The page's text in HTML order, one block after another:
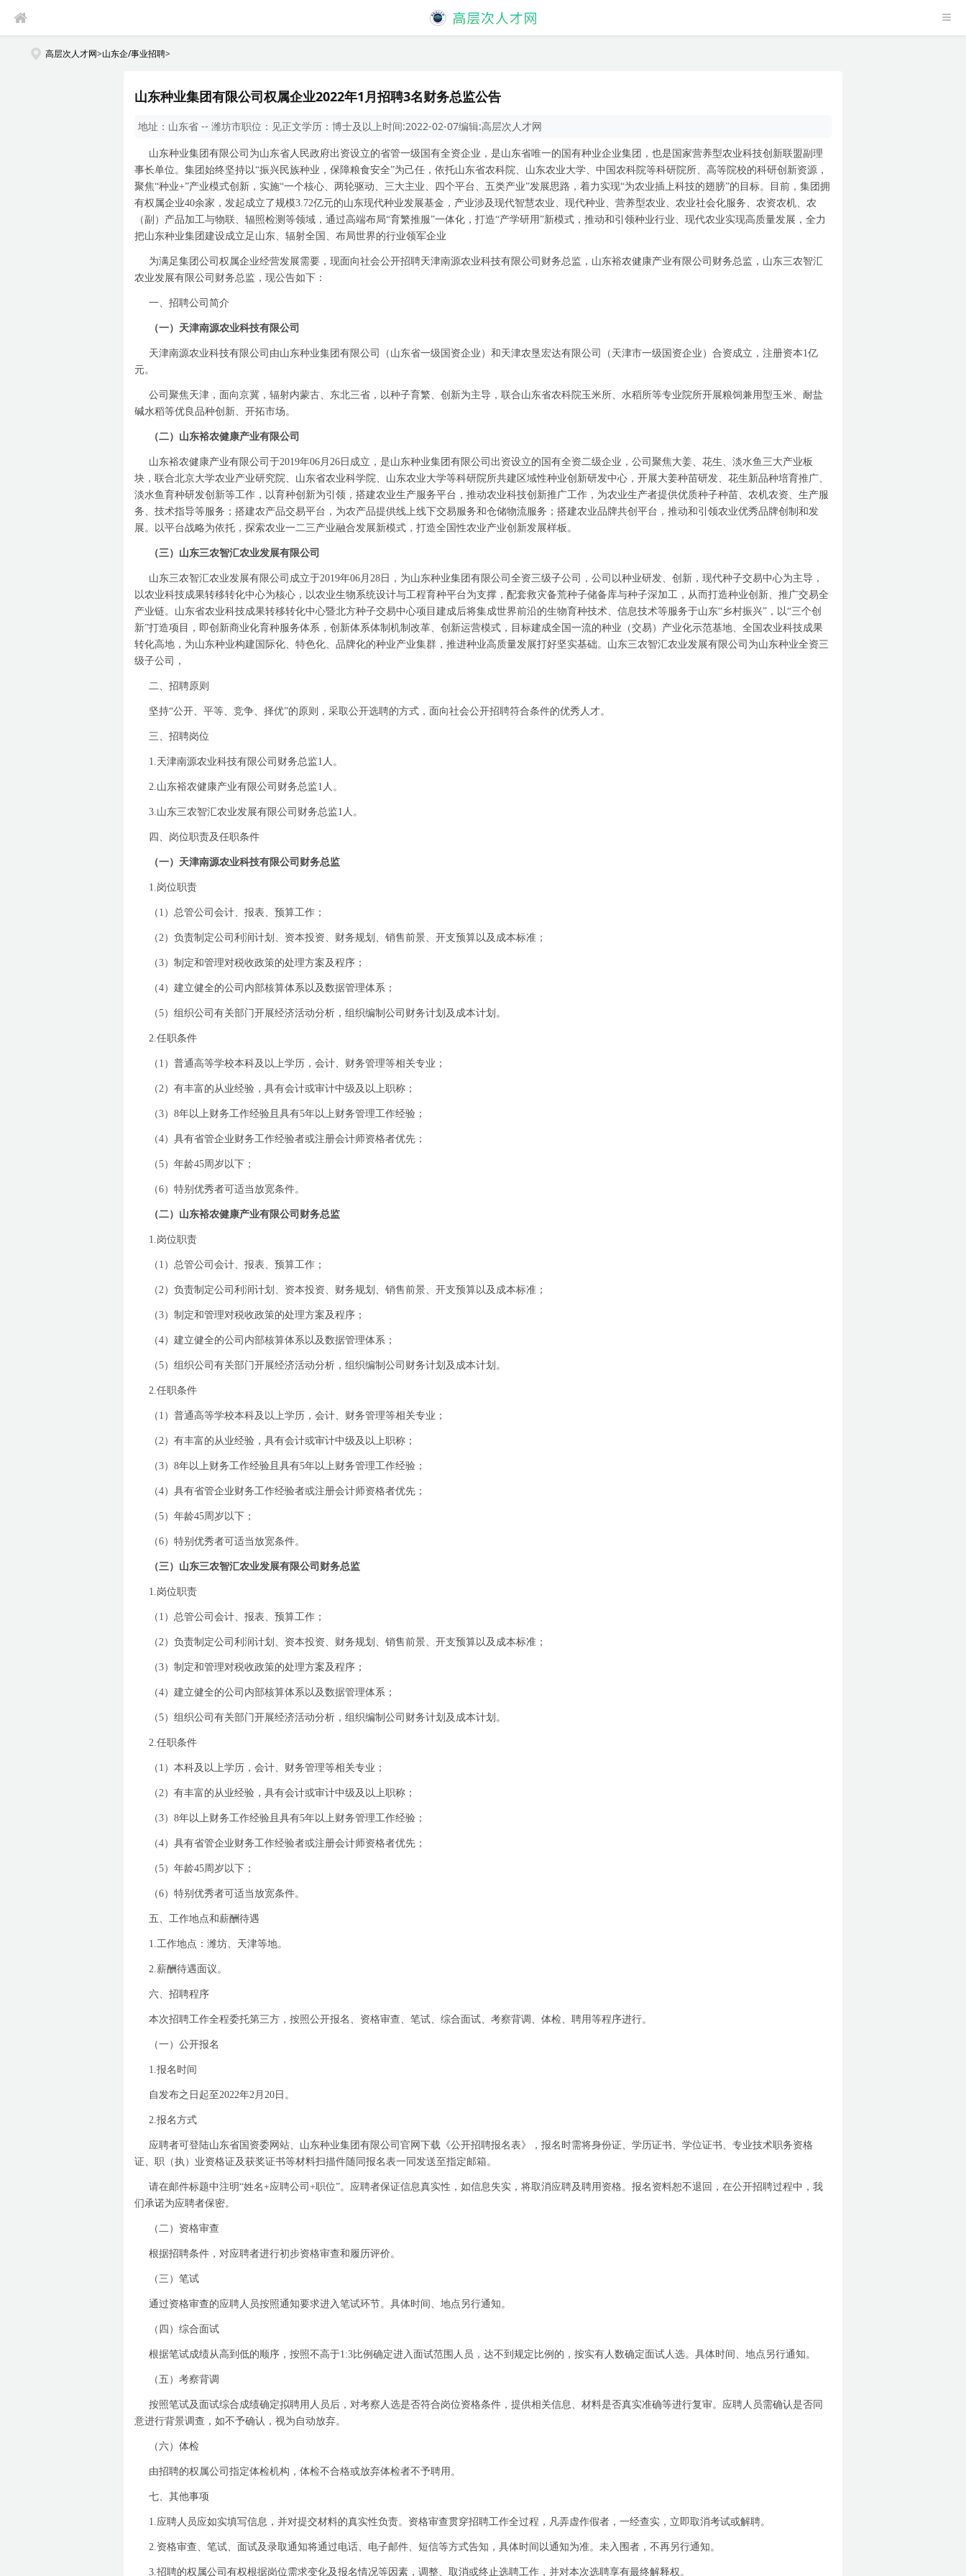
高层次人才网>山东企/事业招聘>
山东种业集团有限公司权属企业2022年1月招聘3名财务总监公告
地址： 山东省 -- 潍坊市职位： 见正文学历： 博士及以上时间:2022-02-07编辑:高层次人才网
山东种业集团有限公司为山东省人民政府出资设立的省管一级国有全资企业，是山东省唯一的国有种业企业集团，也是国家营养型农业科技创新联盟副理
事长单位。集团始终坚持以“振兴民族种业，保障粮食安全”为己任，依托山东省农科院、山东农业大学、中国农科院等科研院所、高等院校的科研创新资源，
聚焦“种业+”产业模式创新，实施“一个核心、两轮驱动、三大主业、四个平台、五类产业”发展思路，着力实现“为农业插上科技的翅膀”的目标。目前，集团拥
有权属企业40余家，发起成立了规模3.72亿元的山东现代种业发展基金，产业涉及现代智慧农业、现代种业、营养型农业、农业社会化服务、农资农机、农
（副）产品加工与物联、辐照检测等领域，通过高端布局“育繁推服”一体化，打造“产学研用”新模式，推动和引领种业行业、现代农业实现高质量发展，全力
把山东种业集团建设成立足山东、辐射全国、布局世界的行业领军企业
为满足集团公司权属企业经营发展需要，现面向社会公开招聘天津南源农业科技有限公司财务总监，山东裕农健康产业有限公司财务总监，山东三农智汇
农业发展有限公司财务总监，现公告如下：
一、 招聘公司简介
（一）天津南源农业科技有限公司
天津南源农业科技有限公司由山东种业集团有限公司（山东省一级国资企业）和天津农垦宏达有限公司（天津市一级国资企业）合资成立，注册资本1亿
元。
公司聚焦天津，面向京冀，辐射内蒙古、东北三省，以种子育繁、创新为主导，联合山东省农科院玉米所、水稻所等专业院所开展粮饲兼用型玉米、耐盐
碱水稻等优良品种创新、开拓市场。
（二）山东裕农健康产业有限公司
山东裕农健康产业有限公司于2019年06 月 26日成立，是山东种业集团有限公司出资设立的国有全资二级企业，公司聚焦大姜、花生、淡水鱼三大产业板
块，联合北京大学农业产业研究院、山东省农业科学院、山东农业大学等科研院所共建区域性种业创新研发中心，开展大姜种苗研发、花生新品种培育推广、
淡水鱼育种研发创新等工作，以育种创新为引领，搭建农业生产服务平台，推动农业科技创新推广工作，为农业生产者提供优质种子种苗、农机农资、生产服
务、技术指导等服务；搭建农产品交易平台，为农产品提供线上线下交易服务和仓储物流服务；搭建农业品牌共创平台，推动和引领农业优秀品牌创制和发
展。以平台战略为依托，探索农业一二三产业融合发展新模式，打造全国性农业产业创新发展样板。
（三） 山东三农智汇农业发展有限公司
山东三农智汇农业发展有限公司成立于2019年06 月 28日，为山东种业集团有限公司全资三级子公司，公司以种业研发、创新，现代种子交易中心为主导，
以农业科技成果转移转化中心为核心，以农业生物系统设计与工程育种平台为支撑，配套救灾备荒种子储备库与种子深加工，从而打造种业创新、推广交易全
产业链。山东省农业科技成果转移转化中心暨北方种子交易中心项目建成后将集成世界前沿的生物育种技术、信息技术等服务于山东“乡村振兴” ，以“三个创
新”打造项目，即创新商业化育种服务体系，创新体系体制机制改革、创新运营模式，目标建成全国一流的种业（交易）产业化示范基地、全国农业科技成果
转化高地，为山东种业构建国际化、特色化、品牌化的种业产业集群，推进种业高质量发展打好坚实基础。山东三农智汇农业发展有限公司为山东种业全资三
级子公司，
二、 招聘原则
坚持“公开、平等、竞争、择优”的原则，采取公开选聘的方式，面向社会公开招聘符合条件的优秀人才。
三、 招聘岗位
1. 天津南源农业科技有限公司财务总监1 人。
2. 山东裕农健康产业有限公司财务总监1 人。
3. 山东三农智汇农业发展有限公司财务总监1 人。
四、岗位职责及任职条件
（一）天津南源农业科技有限公司财务总监
1. 岗位职责
（ 1 ）总管公司会计、报表、预算工作；
（ 2 ）负责制定公司利润计划、资本投资、财务规划、销售前景、开支预算以及成本标准；
（3）制定和管理对税收政策的处理方案及程序；
（4）建立健全的公司内部核算体系以及数据管理体系；
（5）组织公司有关部门开展经济活动分析，组织编制公司财务计划及成本计划。
2. 任职条件
（ 1 ）普通高等学校本科及以上学历，会计、财务管理等相关专业；
（ 2 ）有丰富的从业经验，具有会计或审计中级及以上职称；
（3） 8年以上财务工作经验且具有5年以上财务管理工作经验；
（4）具有省管企业财务工作经验者或注册会计师资格者优先；
（5）年龄45周岁以下；
（6）特别优秀者可适当放宽条件。
（二）山东裕农健康产业有限公司财务总监
1. 岗位职责
（ 1 ）总管公司会计、报表、预算工作；
（ 2 ）负责制定公司利润计划、资本投资、财务规划、销售前景、开支预算以及成本标准；
（3）制定和管理对税收政策的处理方案及程序；
（4）建立健全的公司内部核算体系以及数据管理体系；
（5）组织公司有关部门开展经济活动分析，组织编制公司财务计划及成本计划。
2. 任职条件
（ 1 ）普通高等学校本科及以上学历，会计、财务管理等相关专业；
（ 2 ）有丰富的从业经验，具有会计或审计中级及以上职称；
（3） 8年以上财务工作经验且具有5年以上财务管理工作经验；
（4）具有省管企业财务工作经验者或注册会计师资格者优先；
（5）年龄45周岁以下；
（6）特别优秀者可适当放宽条件。
（三）山东三农智汇农业发展有限公司财务总监
1. 岗位职责
（ 1 ）总管公司会计、报表、预算工作；
（ 2 ）负责制定公司利润计划、资本投资、财务规划、销售前景、开支预算以及成本标准；
（3）制定和管理对税收政策的处理方案及程序；
（4）建立健全的公司内部核算体系以及数据管理体系；
（5）组织公司有关部门开展经济活动分析，组织编制公司财务计划及成本计划。
2. 任职条件
（ 1 ）本科及以上学历，会计、财务管理等相关专业；
（ 2 ）有丰富的从业经验，具有会计或审计中级及以上职称；
（3） 8年以上财务工作经验且具有5年以上财务管理工作经验；
（4）具有省管企业财务工作经验者或注册会计师资格者优先；
（5）年龄45周岁以下；
（6）特别优秀者可适当放宽条件。
五、 工作地点和薪酬待遇
1. 工作地点：潍坊、天津等地。
2. 薪酬待遇面议。
六、招聘程序
本次招聘工作全程委托第三方，按照公开报名、资格审查、笔试、综合面试、考察背调、体检、聘用等程序进行。
（一） 公开报名
1. 报名时间
自发布之日起至2022年2 月 20日。
2. 报名方式
应聘者可登陆山东省国资委网站、山东种业集团有限公司官网下载《公开招聘报名表》，报名时需将身份证、学历证书、学位证书、专业技术职务资格
证、职（执）业资格证及获奖证书等材料扫描件随同报名表一同发送至指定邮箱。
请在邮件标题中注明“姓名+应聘公司 +职位”。应聘者保证信息真实性，如信息失实，将取消应聘及聘用资格。报名资料恕不退回，在公开招聘过程中，我
们承诺为应聘者保密。
（二） 资格审查
根据招聘条件，对应聘者进行初步资格审查和履历评价。
（三） 笔试
通过资格审查的应聘人员按照通知要求进入笔试环节。具体时间、地点另行通知。
（四） 综合面试
根据笔试成绩从高到低的顺序，按照不高于1:3比例确定进入面试范围人员，达不到规定比例的，按实有人数确定面试人选。具体时间、地点另行通知。
（五） 考察背调
按照笔试及面试综合成绩确定拟聘用人员后，对考察人选是否符合岗位资格条件，提供相关信息、材料是否真实准确等进行复审。应聘人员需确认是否同
意进行背景调查，如不予确认，视为自动放弃。
（六） 体检
由招聘的权属公司指定体检机构，体检不合格或放弃体检者不予聘用。
七、其他事项
1. 应聘人员应如实填写信息，并对提交材料的真实性负责。资格审查贯穿招聘工作全过程，凡弄虚作假者，一经查实，立即取消考试或解聘。
2. 资格审查、笔试、面试及录取通知将通过电话、电子邮件、短信等方式告知，具体时间以通知为准。未入围者，不再另行通知。
3. 招聘的权属公司有权根据岗位需求变化及报名情况等因素，调整、取消或终止选聘工作，并对本次选聘享有最终解释权。